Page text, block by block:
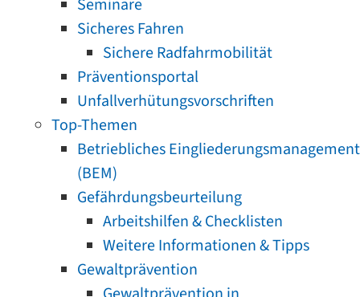
Sicheres Fahren
Sichere Radfahrmobilität
Präventionsportal
Unfallverhütungsvorschriften
Top-Themen
Betriebliches Eingliederungsmanagement
(BEM)
Gefährdungsbeurteilung
Arbeitshilfen & Checklisten
Weitere Informationen & Tipps
Gewaltprävention